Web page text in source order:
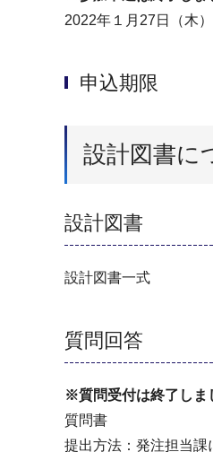
2022年１月27日（木
申込期限
設計図書に
設計図書
設計図書一式
質問回答
※質問受付は終了しま
質問書
提出方法：発注担当課